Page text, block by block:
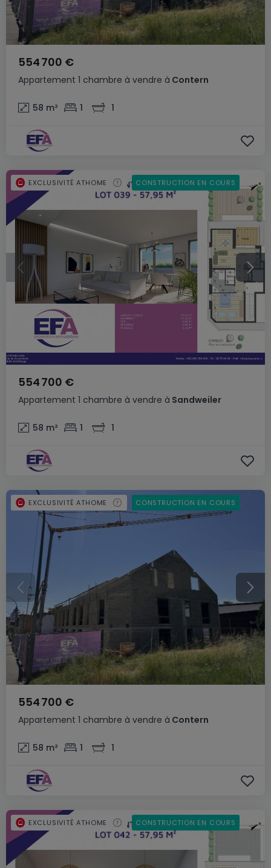
Appartement 1 chambre à vendre à Contern
554 700 €
58 m² 1 1
Appartement 1 chambre à vendre à Sandweiler
554 700 €
58 m² 1 1
EXCLUSIVITÉ ATHOME CONSTRUCTION EN COURS
Appartement 1 chambre à vendre à Contern
554 700 €
58 m² 1 1
EXCLUSIVITÉ ATHOME CONSTRUCTION EN COURS
EXCLUSIVITÉ ATHOME CONSTRUCTION EN COURS